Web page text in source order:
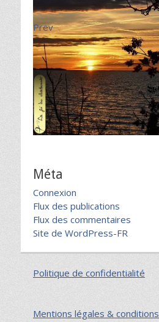
Prev
Méta
Connexion
Flux des publications
Flux des commentaires
Site de WordPress-FR
Politique de confidentialité
Mentions légales &